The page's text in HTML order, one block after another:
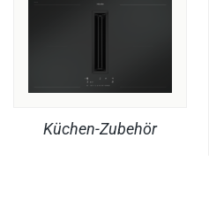
Küchen-Zubehör